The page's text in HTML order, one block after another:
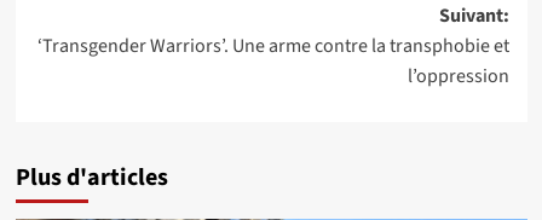
Suivant:
‘Transgender Warriors’. Une arme contre la transphobie et
l’oppression
Plus d'articles